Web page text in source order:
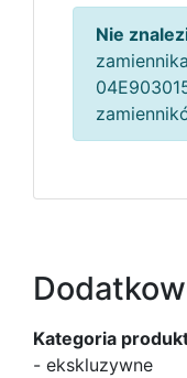
Nie
zamiennika
Kategoria
- ekskluzywne